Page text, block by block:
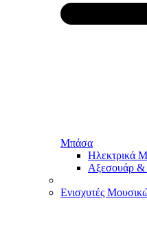
Μπάσα
Ηλεκτρικά
Αξεσουάρ
Ενισχυτές